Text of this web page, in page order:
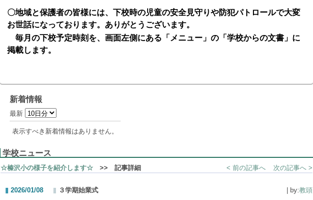
〇地域と保護者の皆様には、下校時の児童の安全見守りや防犯パトロールで大変
お世話になっております。ありがとうございます。
毎月の下校予定時刻を、画面左側にある「メニュー」の「学校からの文書」に
掲載します。
新着情報
最新
表示すべき新着情報はありません。
学校ニュース
☆榛沢小の様子を紹介します☆ >> 記事詳細 < 前の記事へ 次の記事へ >
2026/01/08 ３学期始業式 | by:教頭